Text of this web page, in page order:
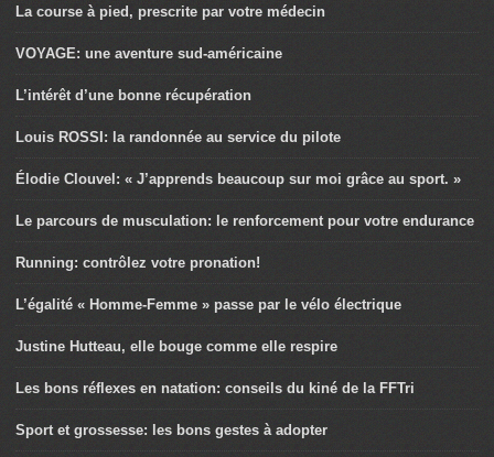
La course à pied, prescrite par votre médecin
VOYAGE: une aventure sud-américaine
L’intérêt d’une bonne récupération
Louis ROSSI: la randonnée au service du pilote
Élodie Clouvel: « J’apprends beaucoup sur moi grâce au sport. »
Le parcours de musculation: le renforcement pour votre endurance
Running: contrôlez votre pronation!
L’égalité « Homme-Femme » passe par le vélo électrique
Justine Hutteau, elle bouge comme elle respire
Les bons réflexes en natation: conseils du kiné de la FFTri
Sport et grossesse: les bons gestes à adopter